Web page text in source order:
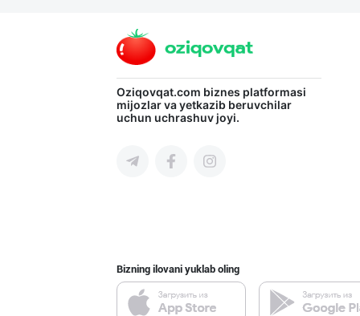
Oziqovqat.com biznes platformasi
mijozlar va yetkazib beruvchilar
uchun uchrashuv joyi.
Bizning ilovani yuklab oling